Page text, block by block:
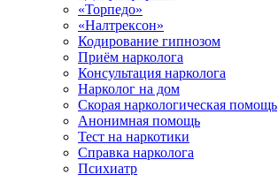
«Торпедо»
«Налтрексон»
Кодирование гипнозом
Приём нарколога
Консультация нарколога
Нарколог на дом
Скорая наркологическая помощь
Анонимная помощь
Тест на наркотики
Справка нарколога
Психиатр